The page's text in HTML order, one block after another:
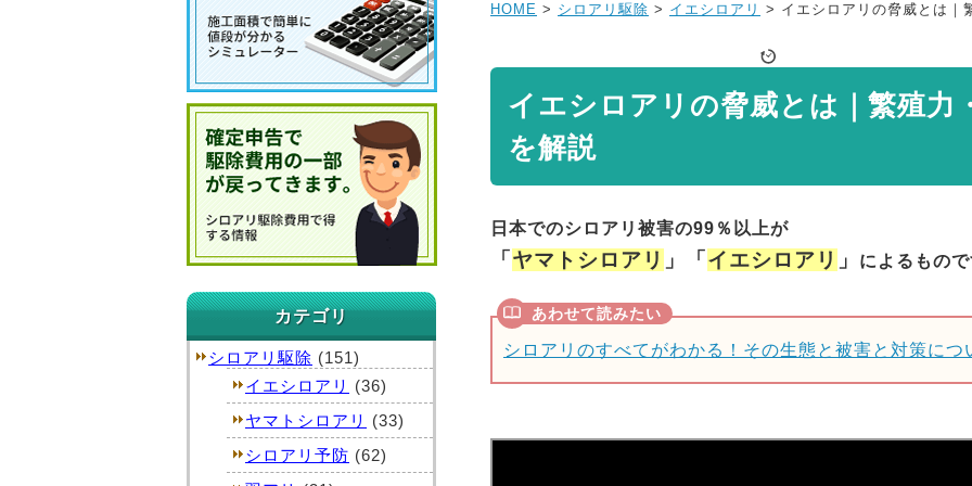
HOME > シロアリ駆除 > イエシロアリ > イエシロアリの脅威とは｜
イエシロアリの脅威とは｜繁殖力
を解説
日本でのシロアリ被害の99％以上が
「 ヤマトシロアリ 」「 イエシロアリ 」 によるもの
シロアリのすべてがわかる！その生態と被害と対策につ
カテゴリ
シロアリ駆除 (151)
イエシロアリ
(36)
ヤマトシロアリ
(33)
シロアリ予防 (62)